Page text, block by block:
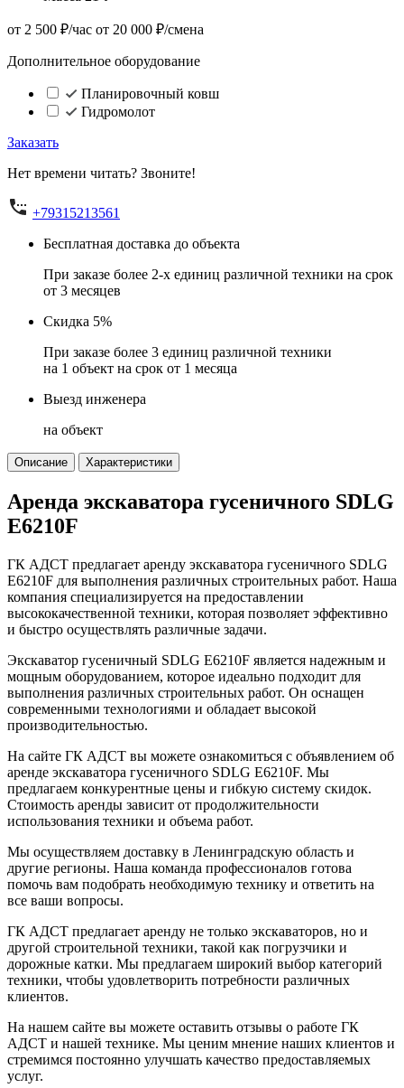
от 2 500 ₽/час от 20 000 ₽/смена
Дополнительное оборудование
Планировочный ковш
Гидромолот
Заказать
Нет времени читать? Звоните!
+79315213561
Бесплатная доставка до объекта
При заказе более 2-х единиц различной техники на срок
от 3 месяцев
Скидка 5%
При заказе более 3 единиц различной техники
на 1 объект на срок от 1 месяца
Выезд инженера
на объект
Описание Характеристики
Аренда экскаватора гусеничного SDLG
E6210F
ГК АДСТ предлагает аренду экскаватора гусеничного SDLG
E6210F для выполнения различных строительных работ. Наша
компания специализируется на предоставлении
высококачественной техники, которая позволяет эффективно
и быстро осуществлять различные задачи.
Экскаватор гусеничный SDLG E6210F является надежным и
мощным оборудованием, которое идеально подходит для
выполнения различных строительных работ. Он оснащен
современными технологиями и обладает высокой
производительностью.
На сайте ГК АДСТ вы можете ознакомиться с объявлением об
аренде экскаватора гусеничного SDLG E6210F. Мы
предлагаем конкурентные цены и гибкую систему скидок.
Стоимость аренды зависит от продолжительности
использования техники и объема работ.
Мы осуществляем доставку в Ленинградскую область и
другие регионы. Наша команда профессионалов готова
помочь вам подобрать необходимую технику и ответить на
все ваши вопросы.
ГК АДСТ предлагает аренду не только экскаваторов, но и
другой строительной техники, такой как погрузчики и
дорожные катки. Мы предлагаем широкий выбор категорий
техники, чтобы удовлетворить потребности различных
клиентов.
На нашем сайте вы можете оставить отзывы о работе ГК
АДСТ и нашей технике. Мы ценим мнение наших клиентов и
стремимся постоянно улучшать качество предоставляемых
услуг.